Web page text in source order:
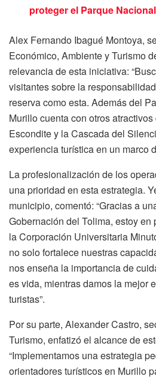
proteger el Parque
Alex Fernando Ibagué Montoya,
Económico, Ambiente y Turismo
relevancia de esta iniciativa:
visitantes sobre la
reserva como esta. Además del
Murillo cuenta con otros
Escondite y la Cascada del
experiencia turística en un marco
La profesionalización de los
una prioridad en esta estrategia.
municipio, comentó: “Gracias a
Gobernación del Tolima, estoy en
la Corporación Universitaria
no solo fortalece nuestras
nos enseña la importancia de
es vida, mientras damos la mejor
turistas”.
Por su parte, Alexander Castro,
Turismo, enfatizó el alcance de
“Implementamos una estrategia
orientadores turísticos en Murillo